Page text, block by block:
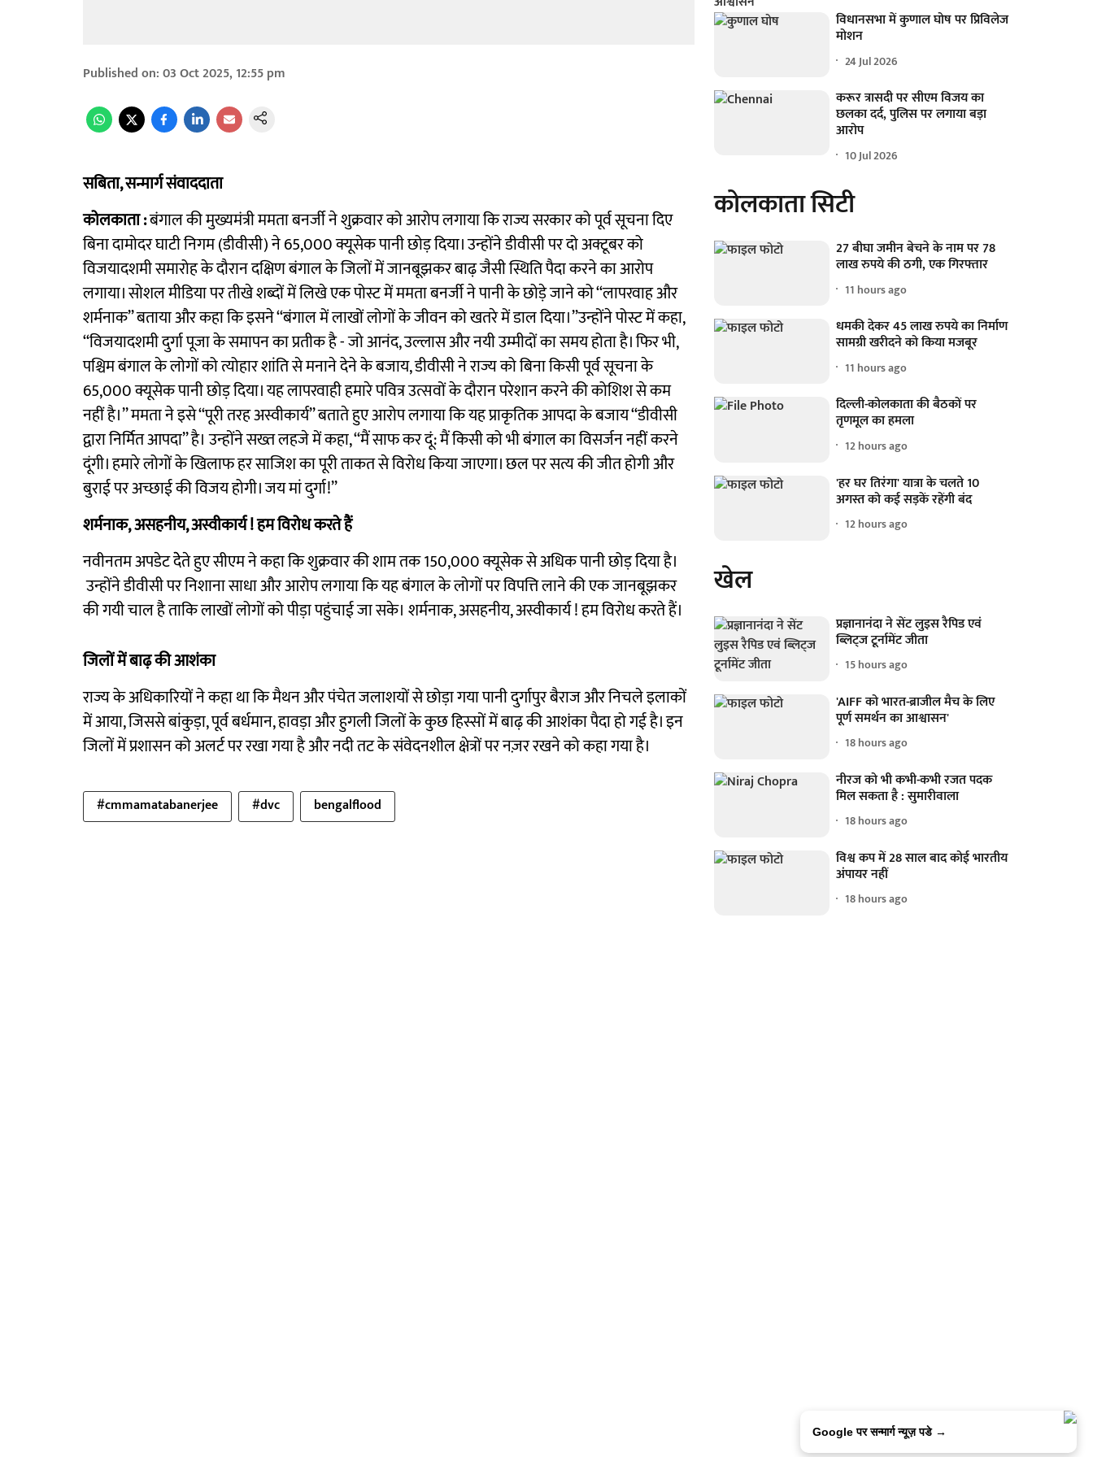
Published on:03 Oct 2025, 12:55 pm
सबिता, सन्मार्ग संवाददाता
कोलकाता :बंगाल की मुख्यमंत्री ममता बनर्जी ने शुक्रवार को आरोप लगाया कि राज्य सरकार को पूर्व सूचना दिए
बिना दामोदर घाटी निगम (डीवीसी) ने 65,000 क्यूसेक पानी छोड़ दिया। उन्होंने डीवीसी पर दो अक्टूबर को
विजयादशमी समारोह के दौरान दक्षिण बंगाल के जिलों में जानबूझकर बाढ़ जैसी स्थिति पैदा करने का आरोप
लगाया। सोशल मीडिया पर तीखे शब्दों में लिखे एक पोस्ट में ममता बनर्जी ने पानी के छोड़े जाने को ‘‘लापरवाह और
शर्मनाक’’ बताया और कहा कि इसने ‘‘बंगाल में लाखों लोगों के जीवन को खतरे में डाल दिया।’’उन्होंने पोस्ट में कहा,
‘‘विजयादशमी दुर्गा पूजा के समापन का प्रतीक है - जो आनंद, उल्लास और नयी उम्मीदों का समय होता है। फिर भी,
पश्चिम बंगाल के लोगों को त्योहार शांति से मनाने देने के बजाय, डीवीसी ने राज्य को बिना किसी पूर्व सूचना के
65,000 क्यूसेक पानी छोड़ दिया। यह लापरवाही हमारे पवित्र उत्सवों के दौरान परेशान करने की कोशिश से कम
नहीं है।’’ ममता ने इसे ‘‘पूरी तरह अस्वीकार्य’’ बताते हुए आरोप लगाया कि यह प्राकृतिक आपदा के बजाय ‘‘डीवीसी
द्वारा निर्मित आपदा’’ है। उन्होंने सख्त लहजे में कहा, ‘‘मैं साफ कर दूं: मैं किसी को भी बंगाल का विसर्जन नहीं करने
दूंगी। हमारे लोगों के खिलाफ हर साजिश का पूरी ताकत से विरोध किया जाएगा। छल पर सत्य की जीत होगी और
बुराई पर अच्छाई की विजय होगी। जय मां दुर्गा!’’
शर्मनाक, असहनीय, अस्वीकार्य ! हम विरोध करते हैं
नवीनतम अपडेट देेते हुए सीएम ने कहा कि शुक्रवार की शाम तक 150,000 क्यूसेक से अधिक पानी छोड़ दिया है।
उन्होंने डीवीसी पर निशाना साधा और आरोप लगाया कि यह बंगाल के लोगों पर विपत्ति लाने की एक जानबूझकर
की गयी चाल है ताकि लाखों लोगाें को पीड़ा पहुंचाई जा सके। शर्मनाक, असहनीय, अस्वीकार्य ! हम विरोध करते हैं।
जिलों में बाढ़ की आशंका
राज्य के अधिकारियों ने कहा था कि मैथन और पंचेत जलाशयों से छोड़ा गया पानी दुर्गापुर बैराज और निचले इलाकों
में आया, जिससे बांकुड़ा, पूर्व बर्धमान, हावड़ा और हुगली जिलों के कुछ हिस्सों में बाढ़ की आशंका पैदा हो गई है। इन
जिलों में प्रशासन को अलर्ट पर रखा गया है और नदी तट के संवेदनशील क्षेत्रों पर नज़र रखने को कहा गया है।
#cmmamatabanerjee #dvc bengalflood
विधानसभा में कुणाल घोष पर प्रिविलेज
मोशन
24 Jul 2026
करूर त्रासदी पर सीएम विजय का
छलका दर्द, पुलिस पर लगाया बड़ा
आरोप
10 Jul 2026
कोलकाता सिटी
27 बीघा जमीन बेचने के नाम पर 78
लाख रुपये की ठगी, एक गिरफ्तार
11 hours ago
धमकी देकर 45 लाख रुपये का निर्माण
सामग्री खरीदने को किया मजबूर
11 hours ago
दिल्ली-कोलकाता की बैठकों पर
तृणमूल का हमला
12 hours ago
'हर घर तिरंगा' यात्रा के चलते 10
अगस्त को कई सड़कें रहेंगी बंद
12 hours ago
खेल
प्रज्ञानानंदा ने सेंट लुइस रैपिड एवं
ब्लिट्ज टूर्नामेंट जीता
15 hours ago
'AIFF को भारत-ब्राजील मैच के लिए
पूर्ण समर्थन का आश्वासन'
18 hours ago
नीरज को भी कभी-कभी रजत पदक
मिल सकता है : सुमारीवाला
18 hours ago
विश्व कप में 28 साल बाद कोई भारतीय
अंपायर नहीं
18 hours ago
Google पर सन्मार्ग न्यूज़ पडे →